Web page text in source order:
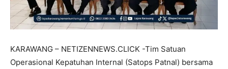
KARAWANG – NETIZENNEWS.CLICK -Tim Satuan
Operasional Kepatuhan Internal (Satops Patnal) bersama